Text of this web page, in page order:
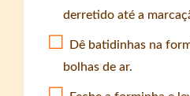
derretido até a
Dê batidinhas na
bolhas de ar.